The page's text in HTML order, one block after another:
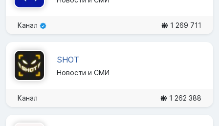
Канал 1 269 711
SHOT
Новости и СМИ
Канал 1 262 388